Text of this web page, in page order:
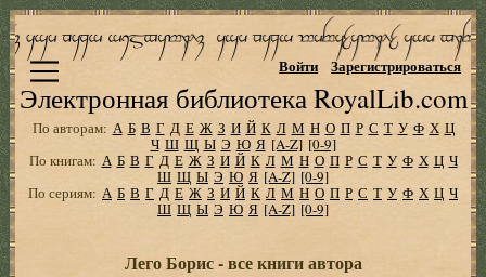
Электронная библиотека RoyalLib.com
Войти Зарегистрироваться
По авторам: А Б В Г Д Е Ж З И Й К Л М Н О П Р С Т У Ф Х Ц
Ч Ш Щ Ы Э Ю Я [A-Z] [0-9]
По книгам: А Б В Г Д Е Ж З И Й К Л М Н О П Р С Т У Ф Х Ц Ч
Ш Щ Ы Э Ю Я [A-Z] [0-9]
По сериям: А Б В Г Д Е Ж З И Й К Л М Н О П Р С Т У Ф Х Ц Ч
Ш Щ Ы Э Ю Я [A-Z] [0-9]
Лего Борис - все книги автора